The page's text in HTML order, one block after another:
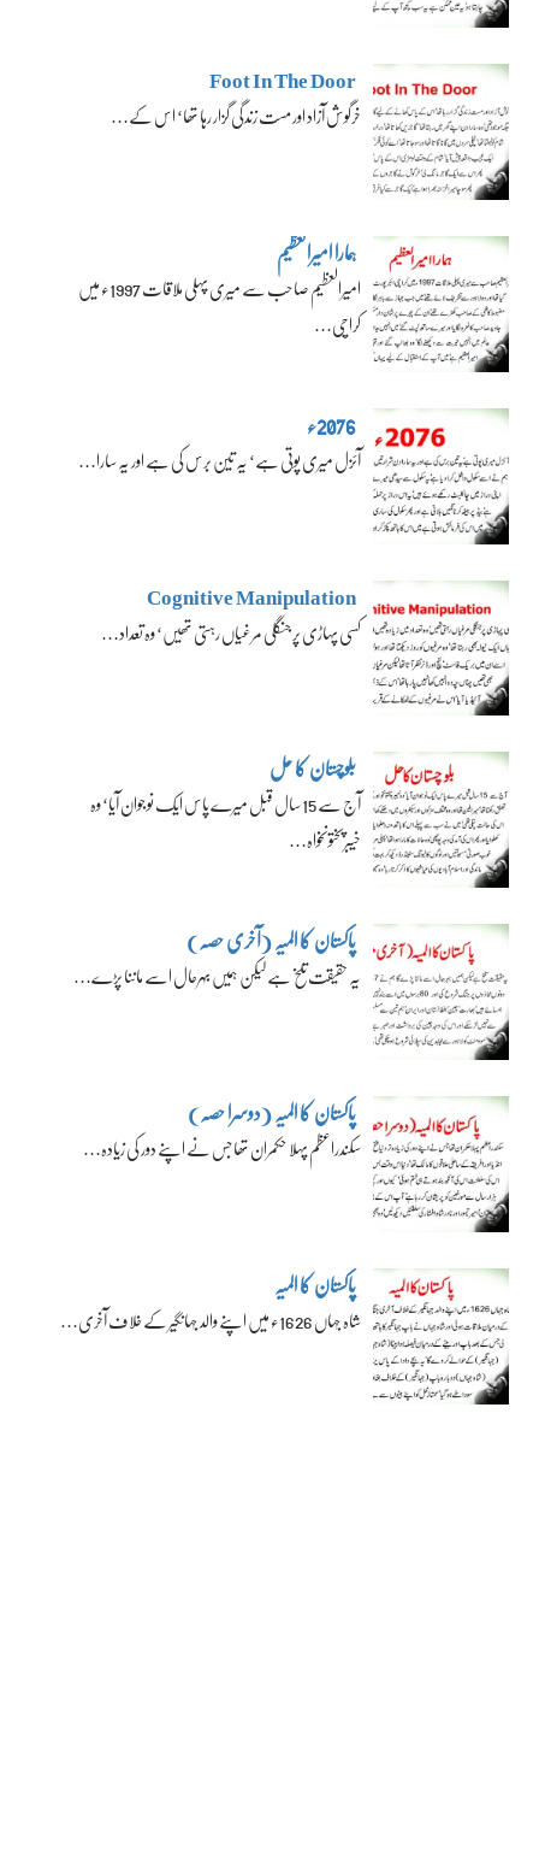
Foot In The Door
خرگوش آزاد اور مست زندگی گزار رہا تھا‘ اس کے…
ہمارا امیرالعظیم
امیرالعظیم صاحب سے میری پہلی ملاقات 1997ء میں
کراچی…
2076ء
آئزل میری پوتی ہے‘ یہ تین برس کی ہے اور یہ سارا…
Cognitive Manipulation
کسی پہاڑی پر جنگلی مرغیاں رہتی تھیں‘ وہ تعداد…
بلوچستان کا حل
آج سے 15 سال قبل میرے پاس ایک نوجوان آیا‘ وہ
خیبرپختونخواہ…
پاکستان کا المیہ (آخری حصہ)
یہ حقیقت تلخ ہے لیکن ہمیں بہرحال اسے ماننا پڑے…
پاکستان کا المیہ (دوسرا حصہ)
سکندراعظم پہلا حکمران تھا جس نے اپنے دور کی زیادہ…
پاکستان کا المیہ
شاہ جہاں 1626ء میں اپنے والد جہانگیر کے خلاف آخری…